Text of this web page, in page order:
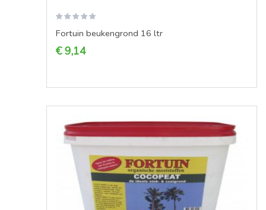
Fortuin beukengrond 16 ltr
€ 9,14